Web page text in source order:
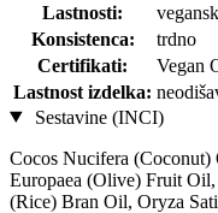
Lastnosti:
Konsistenca:
trdno
Certifikati:
Vegan
Lastnost izdelka:
Sestavine (INCI)
Cocos Nucifera
Europaea (Olive) Fruit
(Rice) Bran Oil, Oryza